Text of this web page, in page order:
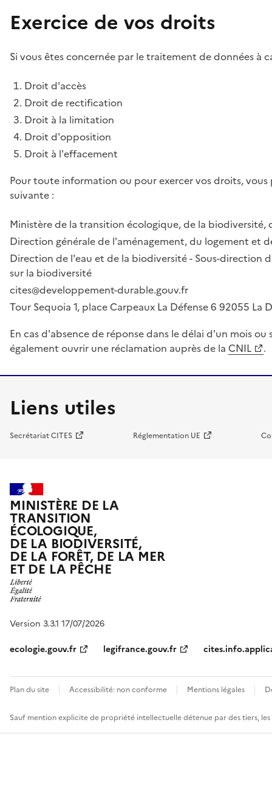
Exercice de vos droits
Si vous êtes concernée par le traitement de données à
Droit d'accès
Droit de rectification
Droit à la limitation
Droit d'opposition
Droit à l'effacement
Pour toute information ou pour exercer vos droits,
suivante :
Ministère de la transition écologique, de la biodiversité,
Direction générale de l'aménagement, du logement et
Direction de l'eau et de la biodiversité - Sous-direction
sur la biodiversité
cites@developpement-durable.gouv.fr
Tour Sequoia 1, place Carpeaux La Défense 6 92055 La
En cas d'absence de réponse dans le délai d'un mois
également ouvrir une réclamation auprès de la CNIL .
Liens utiles
Secrétariat CITES Réglementation UE
MINISTÈRE DE LA
TRANSITION
ÉCOLOGIQUE,
DE LA BIODIVERSITÉ,
DE LA FORÊT, DE LA MER
ET DE LA PÊCHE
Version 3.3.1 17/07/2026
ecologie.gouv.fr
legifrance.gouv.fr
Plan du site Accessibilité: non conforme Mentions légales
Sauf mention explicite de propriété intellectuelle détenue par des tiers,